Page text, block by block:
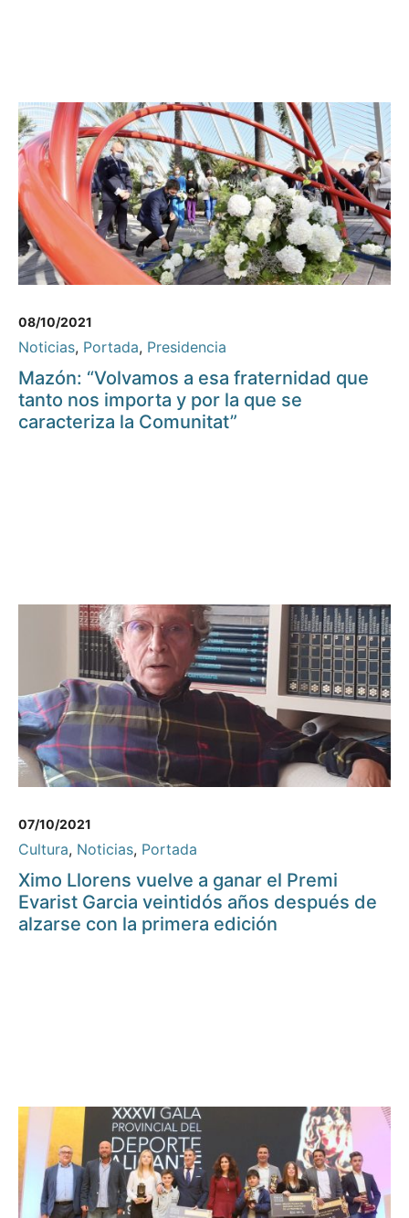
08/10/2021
Noticias, Portada, Presidencia
Mazón: “Volvamos a esa fraternidad que
tanto nos importa y por la que se
caracteriza la Comunitat”
07/10/2021
Cultura, Noticias, Portada
Ximo Llorens vuelve a ganar el Premi
Evarist Garcia veintidós años después de
alzarse con la primera edición